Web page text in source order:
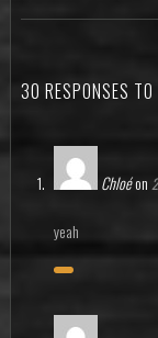
30 RESPONSES TO
Chloéon
yeah